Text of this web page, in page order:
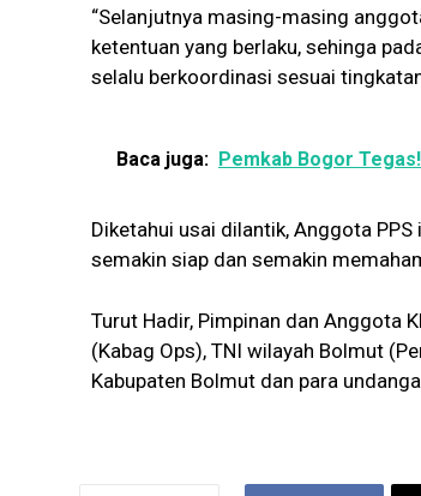
“Selanjutnya masing-masing
ketentuan yang berlaku, sehinga
selalu berkoordinasi sesuai
Baca juga: Pemkab Bogor
Diketahui usai dilantik, Anggota
semakin siap dan semakin
Turut Hadir, Pimpinan dan Anggota
(Kabag Ops), TNI wilayah Bolmut
Kabupaten Bolmut dan para